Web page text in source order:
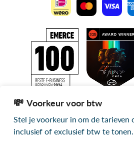
Alle getoonde prijzen
Voorkeur voor btw
Stel je voorkeur in om de tarieven
inclusief of exclusief btw te tonen.